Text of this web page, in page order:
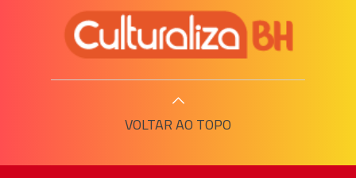
VOLTAR AO TOPO